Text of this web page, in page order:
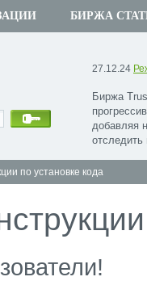
БИРЖА
27.12.24
Биржа
добавляя
по установке кода